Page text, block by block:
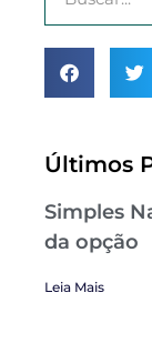
Últimos
Simples
da opção
Leia Mais